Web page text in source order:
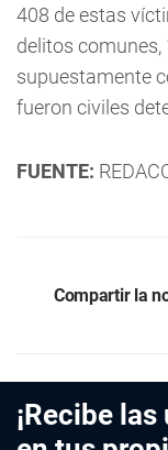
408 de estas
delitos
supuestamente
fueron civiles
FUENTE:
Compartir la
¡Recibe